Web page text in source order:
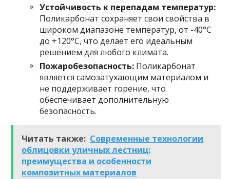
Устойчивость к перепадам температур:
Поликарбонат сохраняет свои свойства в
широком диапазоне температур, от -40°C
до +120°C, что делает его идеальным
решением для любого климата.
Пожаробезопасность: Поликарбонат
является самозатухающим материалом и
не поддерживает горение, что
обеспечивает дополнительную
безопасность.
Читать также: Современные технологии
облицовки уличных лестниц:
преимущества и особенности
композитных материалов